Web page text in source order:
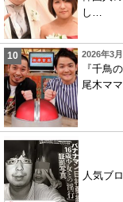
し…
2026年3
『千鳥
尾木マ
人気ブ